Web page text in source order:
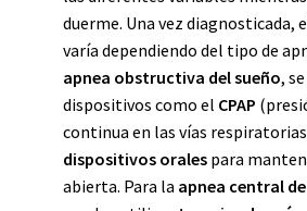
duerme. Una vez
varía dependiendo del tipo de
apnea obstructiva del sueño,
dispositivos como el CPAP
continua en las vías
dispositivos orales para
abierta. Para la apnea central